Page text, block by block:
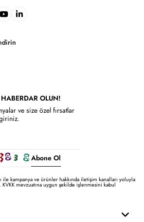
OLUN!
ve size özel fırsatlar
Abone Ol
ile kampanya ve ürünler hakkında iletişim kanalları yoluyla
KVKK mevzuatına uygun şekilde işlenmesini kabul